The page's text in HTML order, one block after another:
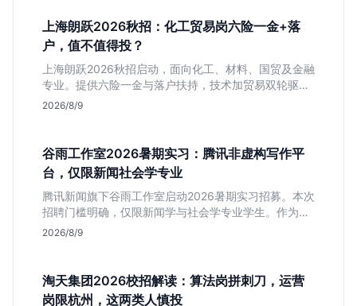
上海朗跃2026秋招：化工贸易岗六险一金+落
户，值不值得投？
上海朗跃2026秋招启动，面向化工、材料、国贸及金融
专业。提供六险一金与落户扶持，技术加贸易双轮驱动
模式稳定性高。本文解读岗位需求与福利含金量，帮应
2026/8/9
谷雨工作室2026暑期实习：腾讯非虚构写作平
台，仅限新闻社会学专业
腾讯新闻旗下谷雨工作室启动2026暑期实习招募。本次
招聘门槛明确，仅限新闻学与社会学专业学生。作为深
耕非虚构写作的头部团队，该岗位提供独立发稿机会与
2026/8/9
淘天集团2026校招解读：算法岗拼刺刀，运营
岗限杭州，这两类人慎投